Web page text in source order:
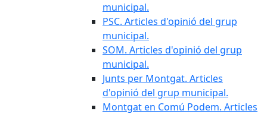
municipal.
PSC. Articles d'opinió del grup
municipal.
SOM. Articles d'opinió del grup
municipal.
Junts per Montgat. Articles
d'opinió del grup municipal.
Montgat en Comú Podem. Articles